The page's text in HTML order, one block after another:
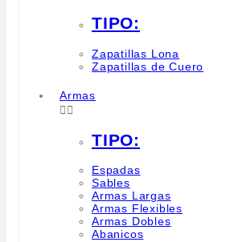
TIPO:
Zapatillas Lona
Zapatillas de Cuero
Armas

TIPO:
Espadas
Sables
Armas Largas
Armas Flexibles
Armas Dobles
Abanicos